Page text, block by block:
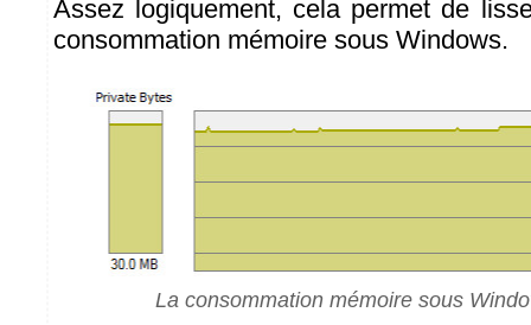
Assez logiquement, cela permet de
consommation mémoire sous Windows.
La consommation mémoire sous